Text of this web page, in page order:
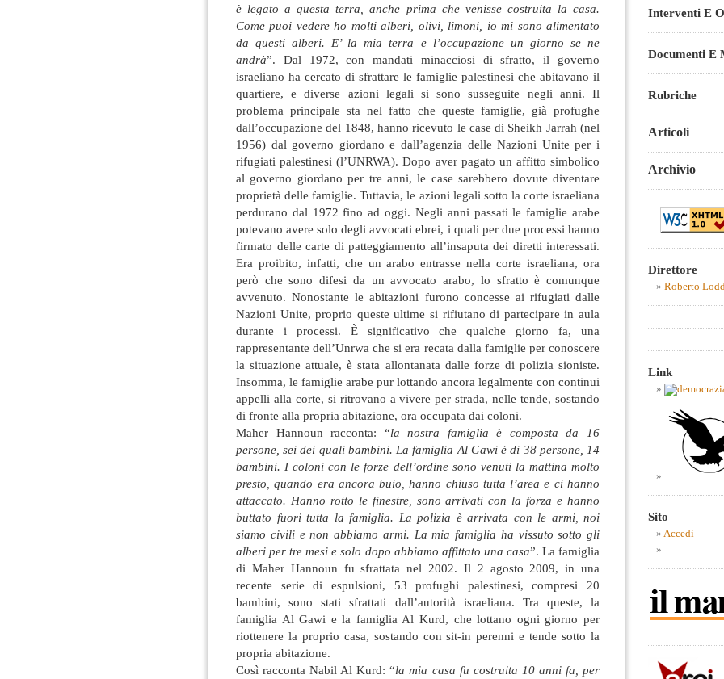
è legato a questa terra, anche prima che venisse costruita la casa.
Come puoi vedere ho molti alberi, olivi, limoni, io mi sono alimentato
da questi alberi. E’ la mia terra e l’occupazione un giorno se ne
andrà”. Dal 1972, con mandati minacciosi di sfratto, il governo
israeliano ha cercato di sfrattare le famiglie palestinesi che abitavano il
quartiere, e diverse azioni legali si sono susseguite negli anni. Il
problema principale sta nel fatto che queste famiglie, già profughe
dall’occupazione del 1848, hanno ricevuto le case di Sheikh Jarrah (nel
1956) dal governo giordano e dall’agenzia delle Nazioni Unite per i
rifugiati palestinesi (l’UNRWA). Dopo aver pagato un affitto simbolico
al governo giordano per tre anni, le case sarebbero dovute diventare
proprietà delle famiglie. Tuttavia, le azioni legali sotto la corte israeliana
perdurano dal 1972 fino ad oggi. Negli anni passati le famiglie arabe
potevano avere solo degli avvocati ebrei, i quali per due processi hanno
firmato delle carte di patteggiamento all’insaputa dei diretti interessati.
Era proibito, infatti, che un arabo entrasse nella corte israeliana, ora
però che sono difesi da un avvocato arabo, lo sfratto è comunque
avvenuto. Nonostante le abitazioni furono concesse ai rifugiati dalle
Nazioni Unite, proprio queste ultime si rifiutano di partecipare in aula
durante i processi. È significativo che qualche giorno fa, una
rappresentante dell’Unrwa che si era recata dalla famiglie per conoscere
la situazione attuale, è stata allontanata dalle forze di polizia sioniste.
Insomma, le famiglie arabe pur lottando ancora legalmente con continui
appelli alla corte, si ritrovano a vivere per strada, nelle tende, sostando
di fronte alla propria abitazione, ora occupata dai coloni.
Maher Hannoun racconta: “la nostra famiglia è composta da 16
persone, sei dei quali bambini. La famiglia Al Gawi è di 38 persone, 14
bambini. I coloni con le forze dell’ordine sono venuti la mattina molto
presto, quando era ancora buio, hanno chiuso tutta l’area e ci hanno
attaccato. Hanno rotto le finestre, sono arrivati con la forza e hanno
buttato fuori tutta la famiglia. La polizia è arrivata con le armi, noi
siamo civili e non abbiamo armi. La mia famiglia ha vissuto sotto gli
alberi per tre mesi e solo dopo abbiamo affittato una casa”. La famiglia
di Maher Hannoun fu sfrattata nel 2002. Il 2 agosto 2009, in una
recente serie di espulsioni, 53 profughi palestinesi, compresi 20
bambini, sono stati sfrattati dall’autorità israeliana. Tra queste, la
famiglia Al Gawi e la famiglia Al Kurd, che lottano ogni giorno per
riottenere la proprio casa, sostando con sit-in perenni e tende sotto la
propria abitazione.
Così racconta Nabil Al Kurd: “la mia casa fu costruita 10 anni fa, per
Interventi E
Documenti E
Rubriche
Articoli
Archivio
Direttore
Roberto
Link
Sito
Accedi